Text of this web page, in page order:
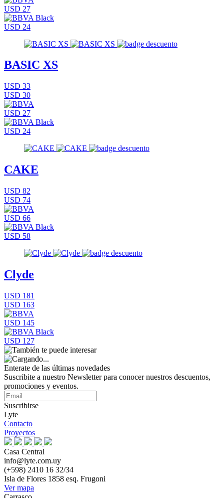
USD 27
USD 24
BASIC XS
USD 33
USD 30
USD 27
USD 24
CAKE
USD 82
USD 74
USD 66
USD 58
Clyde
USD 181
USD 163
USD 145
USD 127
Enterate de las últimas novedades
Suscribite a nuestro Newsletter para conocer nuestros descuentos,
promociones y eventos.
Suscribirse
Lyte
Contacto
Proyectos
Casa Central
info@lyte.com.uy
(+598) 2410 16 32/34
Isla de Flores 1858 esq. Frugoni
Ver mapa